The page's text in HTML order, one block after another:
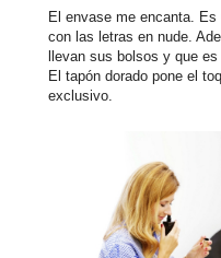
El envase me encanta.
con las letras en nude.
llevan sus bolsos y que
El tapón dorado pone el
exclusivo.